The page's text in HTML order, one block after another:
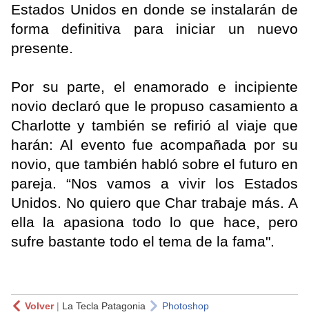
Estados Unidos en donde se instalarán de
forma definitiva para iniciar un nuevo
presente.
Por su parte, el enamorado e incipiente
novio declaró que le propuso casamiento a
Charlotte y también se refirió al viaje que
harán: Al evento fue acompañada por su
novio, que también habló sobre el futuro en
pareja. “Nos vamos a vivir los Estados
Unidos. No quiero que Char trabaje más. A
ella la apasiona todo lo que hace, pero
sufre bastante todo el tema de la fama".
Volver| La Tecla Patagonia Photoshop